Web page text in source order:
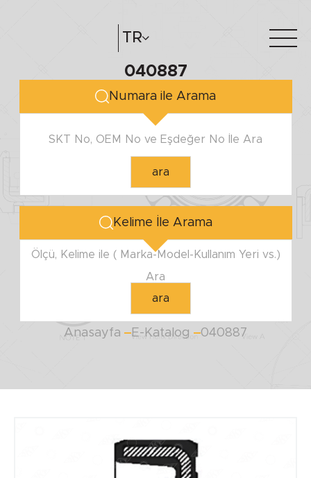
TR
Hakkımızda e-katalog
040887
Numara ile Arama
SKT No, OEM No ve Eşdeğer No İle Ara
ara
Kelime İle Arama
Ölçü, Kelime ile ( Marka-Model-Kullanım Yeri vs.)
Ara
ara
Anasayfa E-Katalog 040887